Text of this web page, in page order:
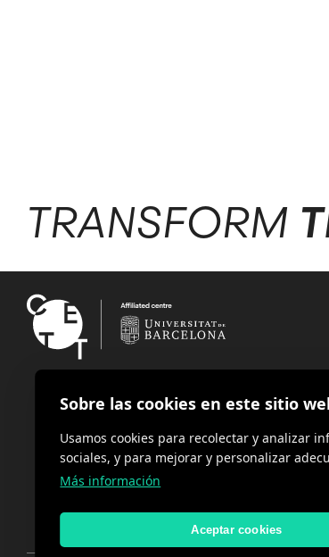
TRANSFORM
Sobre las cookies en este sitio
Usamos cookies para recolectar y analizar
sociales, y para mejorar y personalizar
Más información
Aceptar cookies